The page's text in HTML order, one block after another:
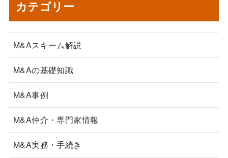
カテゴリー
M&Aスキーム解説
M&Aの基礎知識
M&A事例
M&A仲介・専門家情報
M&A実務・手続き